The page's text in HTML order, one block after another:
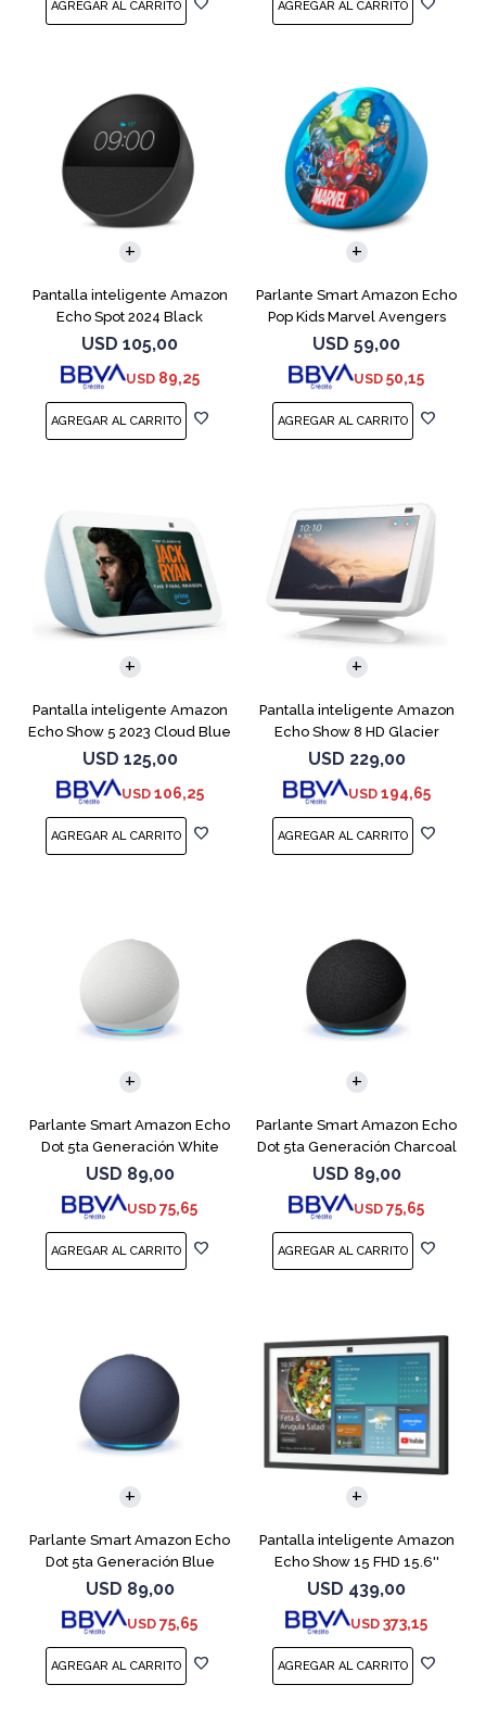
Pantalla inteligente Amazon
Echo Spot 2024 Black
USD 105,00
USD 89,25
Parlante Smart Amazon Echo
Pop Kids Marvel Avengers
USD 59,00
USD 50,15
Pantalla inteligente Amazon
Echo Show 5 2023 Cloud Blue
USD 125,00
USD 106,25
Pantalla inteligente Amazon
Echo Show 8 HD Glacier
White
USD 229,00
USD 194,65
Parlante Smart Amazon Echo
Dot 5ta Generación White
USD 89,00
USD 75,65
Parlante Smart Amazon Echo
Dot 5ta Generación Charcoal
USD 89,00
USD 75,65
Parlante Smart Amazon Echo
Dot 5ta Generación Blue
USD 89,00
USD 75,65
Pantalla inteligente Amazon
Echo Show 15 FHD 15.6''
Black
USD 439,00
USD 373,15